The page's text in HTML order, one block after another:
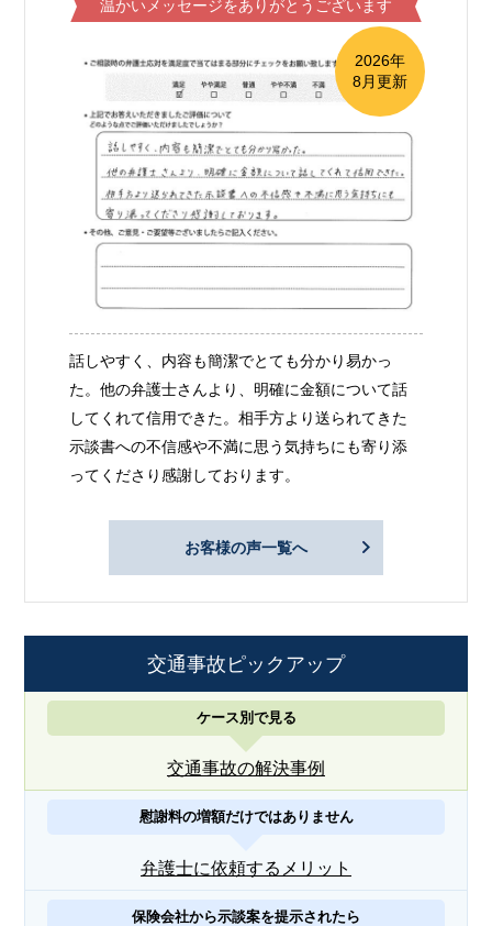
温かいメッセージをありがとうございます
2026年
8月更新
話しやすく、内容も簡潔でとても分かり易かっ
た。他の弁護士さんより、明確に金額について話
してくれて信用できた。相手方より送られてきた
示談書への不信感や不満に思う気持ちにも寄り添
ってくださり感謝しております。
お客様の声一覧へ
交通事故ピックアップ
ケース別で見る
交通事故の解決事例
慰謝料の増額だけではありません
弁護士に依頼するメリット
保険会社から示談案を提示されたら